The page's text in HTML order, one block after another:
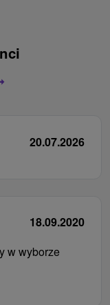
20.07.2026
18.09.2020
w wyborze